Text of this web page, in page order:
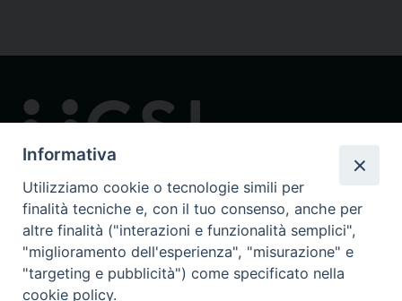
Contatti
via in Lucina 16/a, 00186 Roma
tel: 0668802874
fax: 0645449621
Informativa
Utilizziamo cookie o tecnologie simili per
finalità tecniche e, con il tuo consenso, anche per
altre finalità ("interazioni e funzionalità semplici",
"miglioramento dell'esperienza", "misurazione" e
"targeting e pubblicità") come specificato nella
cookie policy.